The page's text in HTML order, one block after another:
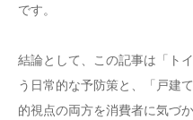
です。
結論として、この記事は「ト
う日常的な予防策と、「戸建
的視点の両方を消費者に気づ